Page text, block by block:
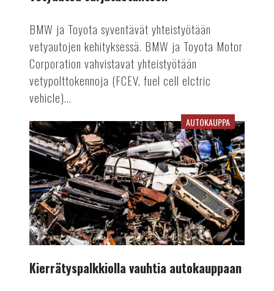
BMW ja Toyota syventävät yhteistyötään
vetyautojen kehityksessä. BMW ja Toyota Motor
Corporation vahvistavat yhteistyötään
vetypolttokennoja (FCEV, fuel cell elctric
vehicle)...
Kierrätyspalkkiolla
vauhtia
autokauppaan
AUTOKAUPPA
Kierrätyspalkkiolla vauhtia autokauppaan